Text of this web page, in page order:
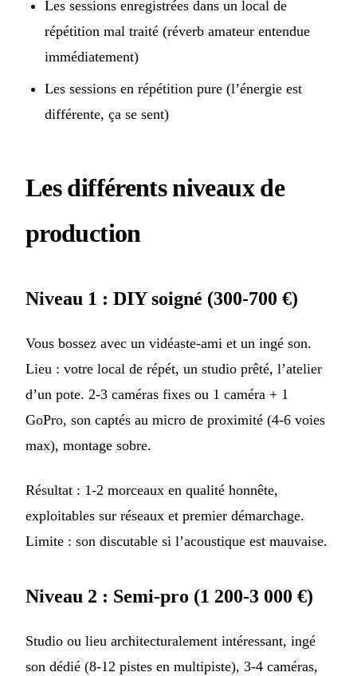
Les sessions enregistrées dans un local de
répétition mal traité (réverb amateur entendue
immédiatement)
Les sessions en répétition pure (l’énergie est
différente, ça se sent)
Les différents niveaux de
production
Niveau 1 : DIY soigné (300-700 €)
Vous bossez avec un vidéaste-ami et un ingé son.
Lieu : votre local de répét, un studio prêté, l’atelier
d’un pote. 2-3 caméras fixes ou 1 caméra + 1
GoPro, son captés au micro de proximité (4-6 voies
max), montage sobre.
Résultat : 1-2 morceaux en qualité honnête,
exploitables sur réseaux et premier démarchage.
Limite : son discutable si l’acoustique est mauvaise.
Niveau 2 : Semi-pro (1 200-3 000 €)
Studio ou lieu architecturalement intéressant, ingé
son dédié (8-12 pistes en multipiste), 3-4 caméras,